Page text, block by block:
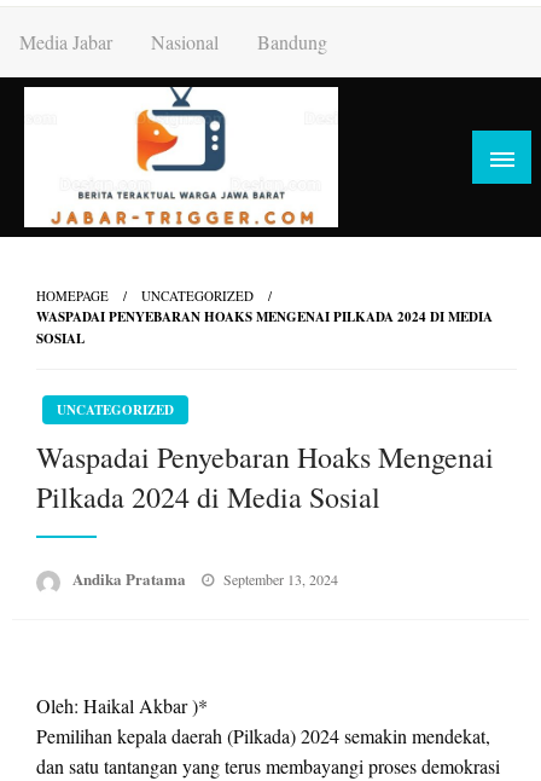
content
Media Jabar Nasional Bandung
HOMEPAGE UNCATEGORIZED
WASPADAI PENYEBARAN HOAKS MENGENAI PILKADA 2024 DI MEDIA
SOSIAL
UNCATEGORIZED
Waspadai Penyebaran Hoaks Mengenai
Pilkada 2024 di Media Sosial
Andika Pratama
Posted
September 13, 2024
Oleh: Haikal Akbar )*
Pemilihan kepala daerah (Pilkada) 2024 semakin mendekat,
dan satu tantangan yang terus membayangi proses demokrasi